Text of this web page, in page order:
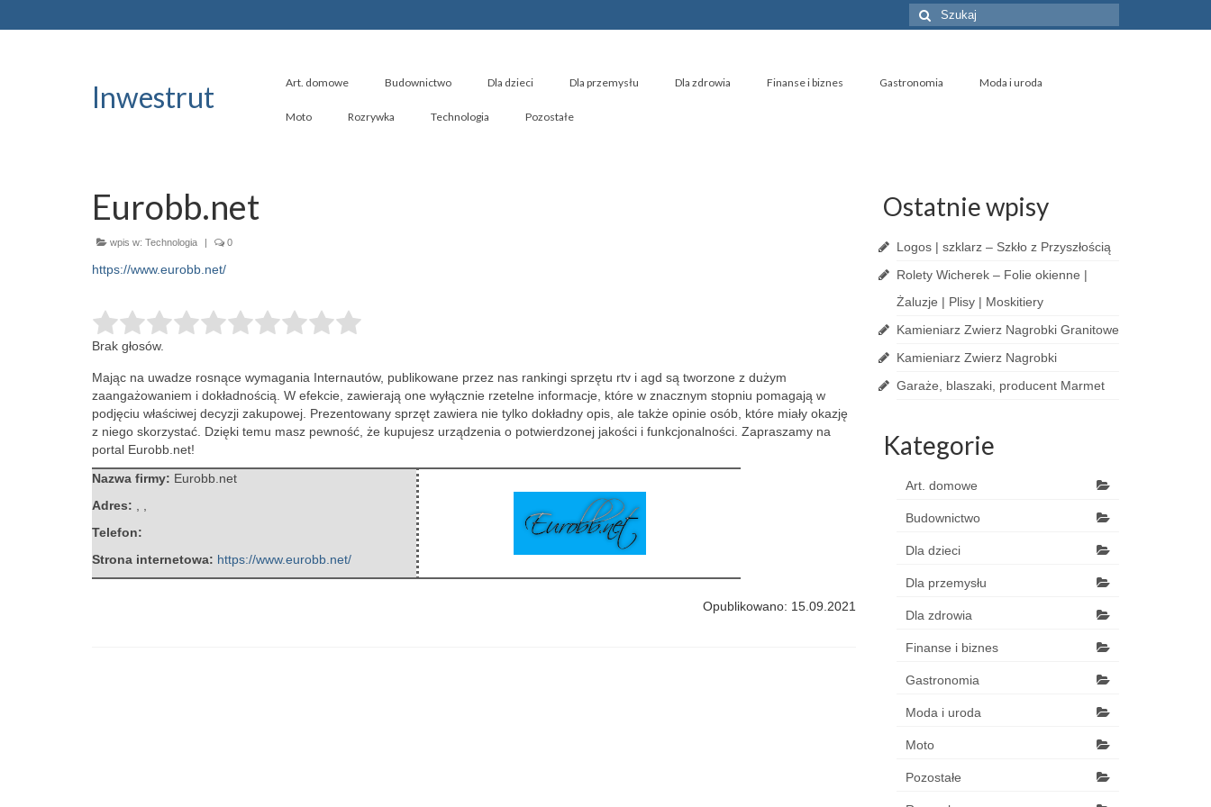
Szuklaj
w:
Inwestrut Art. domowe Budownictwo Dla dzieci Dla przemysłu Dla zdrowia Finanse i biznes Gastronomia Moda i uroda
Moto Rozrywka Technologia Pozostałe
Eurobb.net
wpis w: Technologia | 0
https://www.eurobb.net/
Brak głosów.
Mając na uwadze rosnące wymagania Internautów, publikowane przez nas rankingi sprzętu rtv i agd są tworzone z dużym
zaangażowaniem i dokładnością. W efekcie, zawierają one wyłącznie rzetelne informacje, które w znacznym stopniu pomagają w
podjęciu właściwej decyzji zakupowej. Prezentowany sprzęt zawiera nie tylko dokładny opis, ale także opinie osób, które miały okazję
z niego skorzystać. Dzięki temu masz pewność, że kupujesz urządzenia o potwierdzonej jakości i funkcjonalności. Zapraszamy na
portal Eurobb.net!
Nazwa firmy: Eurobb.net
Adres:
Telefon:
Strona internetowa: https://www.eurobb.net/
Opublikowano: 15.09.2021
Ostatnie wpisy
Logos | szklarz – Szkło z Przyszłością
Rolety Wicherek – Folie okienne |
Żaluzje | Plisy | Moskitiery
Kamieniarz Zwierz Nagrobki Granitowe
Kamieniarz Zwierz Nagrobki
Garaże, blaszaki, producent Marmet
Kategorie
Art. domowe
Budownictwo
Dla dzieci
Dla przemysłu
Dla zdrowia
Finanse i biznes
Gastronomia
Moda i uroda
Moto
Pozostałe